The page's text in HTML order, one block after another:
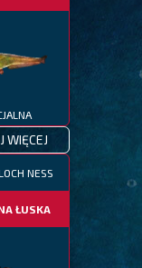
WIĘCEJ
NESS
ŁUSKA